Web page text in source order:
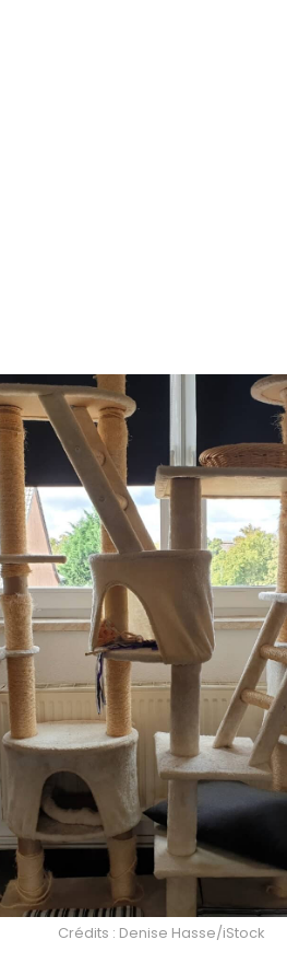
Crédits : Denise Hasse/iStock